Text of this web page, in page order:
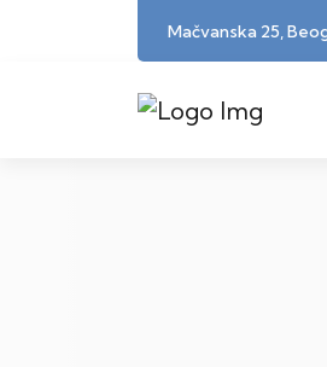
Mačvanska 25,